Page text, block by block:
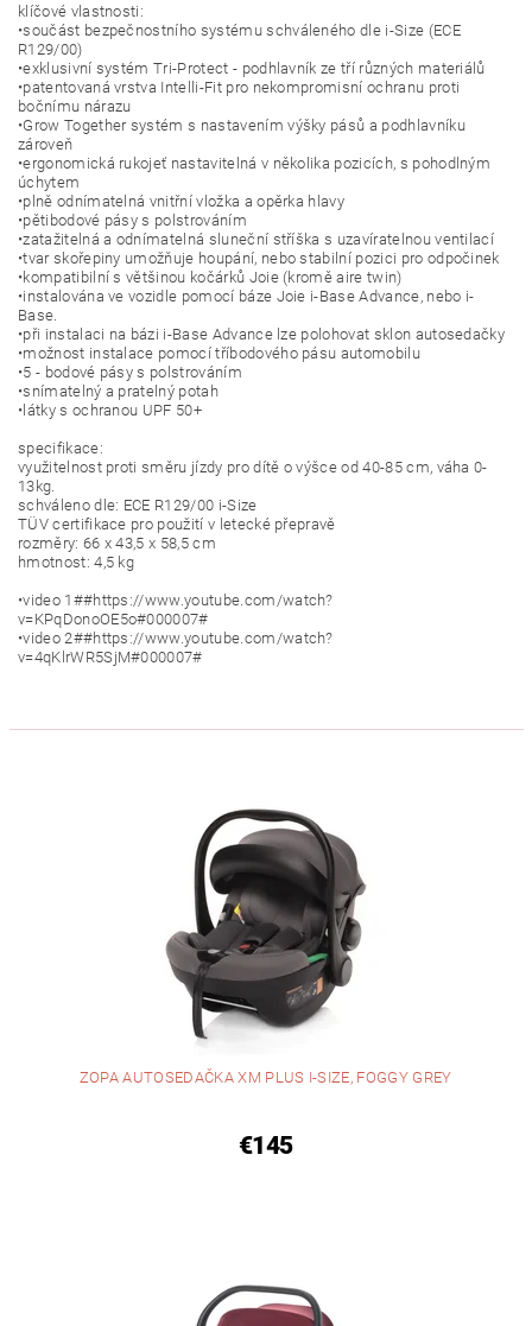
klíčové vlastnosti:
•součást bezpečnostního systému schváleného dle i-Size (ECE
R129/00)
•exklusivní systém Tri-Protect - podhlavník ze tří různých materiálů
•patentovaná vrstva Intelli-Fit pro nekompromisní ochranu proti
bočnímu nárazu
•Grow Together systém s nastavením výšky pásů a podhlavníku
zároveň
•ergonomická rukojeť nastavitelná v několika pozicích, s pohodlným
úchytem
•plně odnímatelná vnitřní vložka a opěrka hlavy
•pětibodové pásy s polstrováním
•zatažitelná a odnímatelná sluneční stříška s uzavíratelnou ventilací
•tvar skořepiny umožňuje houpání, nebo stabilní pozici pro odpočinek
•kompatibilní s většinou kočárků Joie (kromě aire twin)
•instalována ve vozidle pomocí báze Joie i-Base Advance, nebo i-
Base.
•při instalaci na bázi i-Base Advance lze polohovat sklon autosedačky
•možnost instalace pomocí tříbodového pásu automobilu
•5 - bodové pásy s polstrováním
•snímatelný a pratelný potah
•látky s ochranou UPF 50+
specifikace:
využitelnost proti směru jízdy pro dítě o výšce od 40-85 cm, váha 0-
13kg.
schváleno dle: ECE R129/00 i-Size
TÜV certifikace pro použití v letecké přepravě
rozměry: 66 x 43,5 x 58,5 cm
hmotnost: 4,5 kg
•video 1##https://www.youtube.com/watch?
v=KPqDonoOE5o#000007#
•video 2##https://www.youtube.com/watch?
v=4qKlrWR5SjM#000007#
ZOPA AUTOSEDAČKA XM PLUS I-SIZE, FOGGY GREY
€145